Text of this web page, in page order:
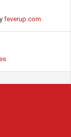
y feverup.com